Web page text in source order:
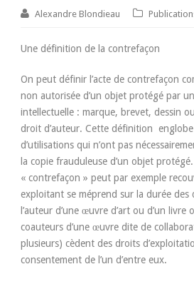
Alexandre Blondieau
Une définition de la contrefaçon
On peut définir l’acte de contrefaçon
non autorisée d’un objet protégé par
intellectuelle : marque, brevet, dessin
droit d’auteur. Cette définition
d’utilisations qui n’ont pas
la copie frauduleuse d’un objet
« contrefaçon » peut par exemple
exploitant se méprend sur la durée des
l’auteur d’une œuvre d’art ou d’un
coauteurs d’une œuvre dite de
plusieurs) cèdent des droits
consentement de l’un d’entre eux.